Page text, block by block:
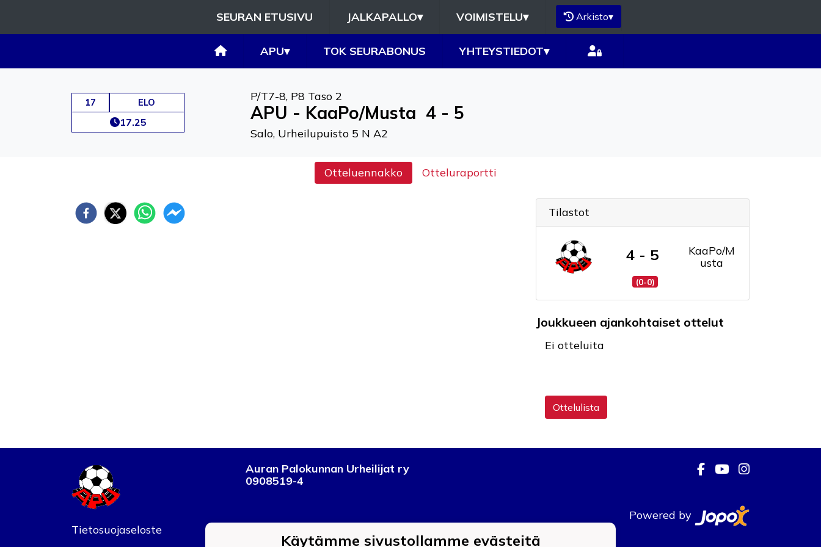
SEURAN ETUSIVU JALKAPALLO▾ VOIMISTELU▾ Arkisto▾
APU▾ TOK SEURABONUS YHTEYSTIEDOT▾
17 ELO
17.25
P/T7-8, P8 Taso 2
APU - KaaPo/Musta 4 - 5
Salo, Urheilupuisto 5 N A2
Otteluennakko Otteluraportti
Tilastot
4 - 5
KaaPo/M
usta
(0-0)
Joukkueen ajankohtaiset ottelut
Ei otteluita
Ottelulista
Tietosuojaseloste
Auran Palokunnan Urheilijat ry
0908519-4
Powered by
Käytämme sivustollamme evästeitä